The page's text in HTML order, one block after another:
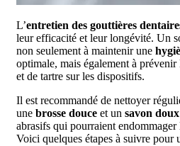
L’entretien des gouttières
leur efficacité et leur longévité. Un
non seulement à maintenir une
optimale, mais également à
et de tartre sur les dispositifs.
Il est recommandé de nettoyer
une brosse douce et un savon doux
abrasifs qui pourraient
Voici quelques étapes à suivre pour